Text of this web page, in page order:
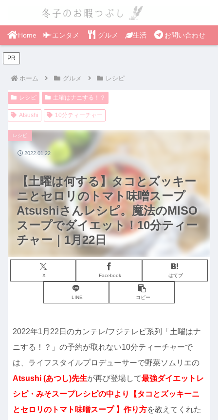
Home エンタメ グルメ 生活 お問い合わせ
PR
ホーム グルメ レシピ
レシピ 土曜はナニする！？
Atsushi 10分ティーチャー
【土曜は何する】タコとズッキー
ニとセロリのトマト味噌スープ
Atsushiさんレシピ。魔法のMISO
スープでダイエット！10分ティー
チャー｜1月22日
レシピ
X Facebook はてブ
LINE コピー
2022.01.22
2022年1月22日のカンテレ/フジテレビ系列「土曜はナ
ニする！？」の予約が取れない10分ティーチャーで
は、ライフスタイルプロデューサーで野菜ソムリエの
Atsushi (あつし)先生が再び登場して最強ダイエットレ
シピ・みそスープレシピの中より【タコとズッキーニ
とセロリのトマト味噌スープ 】作り方を教えてくれた